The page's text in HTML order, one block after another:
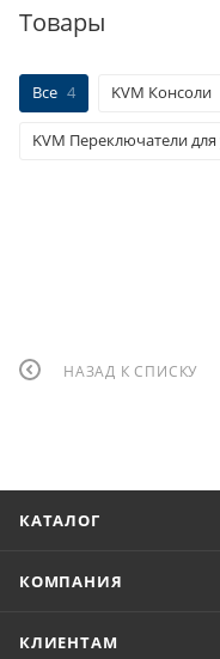
Товары
Все 4 KVM Консоли
KVM Переключатели для
НАЗАД К СПИСКУ
КАТАЛОГ
КОМПАНИЯ
КЛИЕНТАМ